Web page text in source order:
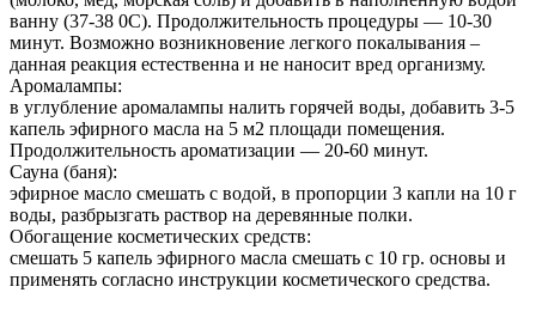
ванну (37-38 0С). Продолжительность процедуры — 10-30
минут. Возможно возникновение легкого покалывания –
данная реакция естественна и не наносит вред организму.
Аромалампы:
в углубление аромалампы налить горячей воды, добавить 3-5
капель эфирного масла на 5 м2 площади помещения.
Продолжительность ароматизации — 20-60 минут.
Сауна (баня):
эфирное масло смешать с водой, в пропорции 3 капли на 10 г
воды, разбрызгать раствор на деревянные полки.
Обогащение косметических средств:
смешать 5 капель эфирного масла смешать с 10 гр. основы и
применять согласно инструкции косметического средства.